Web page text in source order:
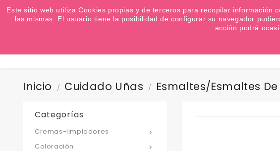
¿Quiere conocer las próximas ofertas del fin de semana?
Inicio Cuidado Uñas Esmaltes/esmaltes De
Categorías

Cremas-limpiadores

Coloración
Este sitio web utiliza Cookies propias y de terceros para recopilar
las mismas. El usuario tiene la posibilidad de configurar su navegador
acción podrá